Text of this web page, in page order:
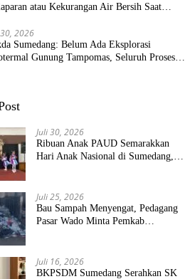
atau Kekurangan Air Bersih Saat
2026
Sumedang: Belum Ada Eksplorasi
Gunung Tampomas, Seluruh Proses
Juli 30, 2026
Ribuan Anak PAUD Semarakkan
Hari Anak Nasional di Sumedang,
Juli 25, 2026
Bau Sampah Menyengat, Pedagang
Pasar Wado Minta Pemkab
Juli 16, 2026
BKPSDM Sumedang Serahkan SK